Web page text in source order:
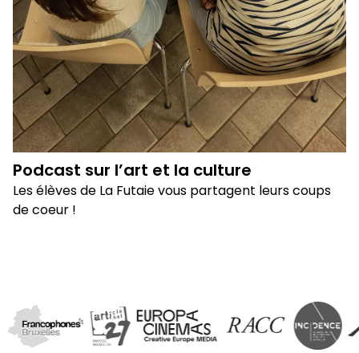
Podcast sur l’art et la culture
Les élèves de La Futaie vous partagent leurs coups
de coeur !